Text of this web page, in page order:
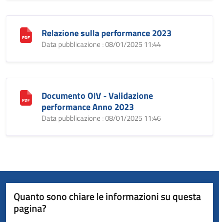
Relazione sulla performance 2023
Data pubblicazione : 08/01/2025 11:44
Documento OIV - Validazione
performance Anno 2023
Data pubblicazione : 08/01/2025 11:46
Quanto sono chiare le informazioni su questa
pagina?